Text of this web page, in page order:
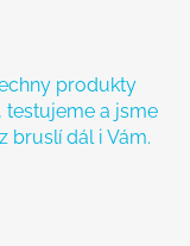
produkty
testujeme a jsme
bruslí dál i Vám.